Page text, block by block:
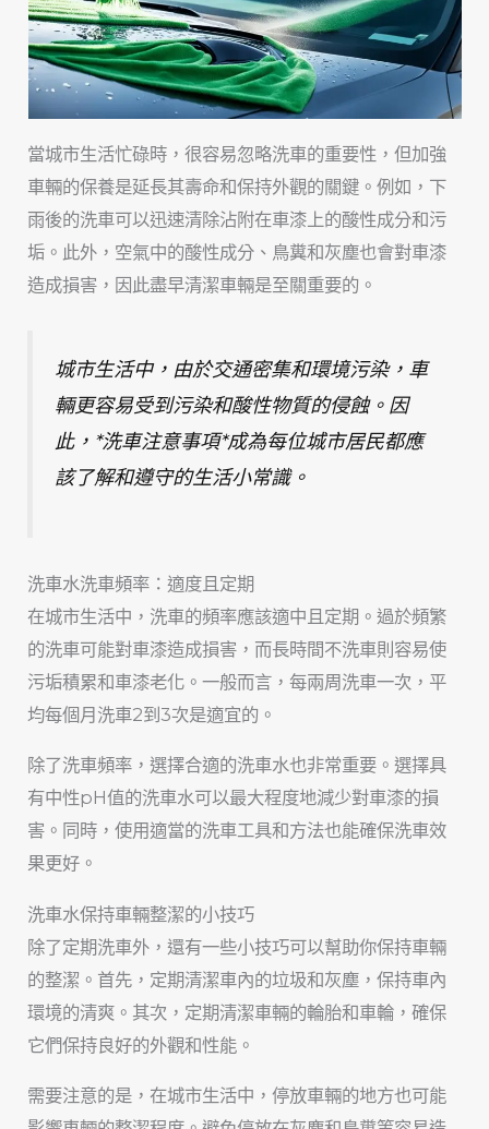
當城市生活忙碌時，很容易忽略洗車的重要性，但加強
車輛的保養是延長其壽命和保持外觀的關鍵。例如，下
雨後的洗車可以迅速清除沾附在車漆上的酸性成分和污
垢。此外，空氣中的酸性成分、鳥糞和灰塵也會對車漆
造成損害，因此盡早清潔車輛是至關重要的。
城市生活中，由於交通密集和環境污染，車
輛更容易受到污染和酸性物質的侵蝕。因
此，*洗車注意事項*成為每位城市居民都應
該了解和遵守的生活小常識。
洗車水洗車頻率：適度且定期
在城市生活中，洗車的頻率應該適中且定期。過於頻繁
的洗車可能對車漆造成損害，而長時間不洗車則容易使
污垢積累和車漆老化。一般而言，每兩周洗車一次，平
均每個月洗車2到3次是適宜的。
除了洗車頻率，選擇合適的洗車水也非常重要。選擇具
有中性pH值的洗車水可以最大程度地減少對車漆的損
害。同時，使用適當的洗車工具和方法也能確保洗車效
果更好。
洗車水保持車輛整潔的小技巧
除了定期洗車外，還有一些小技巧可以幫助你保持車輛
的整潔。首先，定期清潔車內的垃圾和灰塵，保持車內
環境的清爽。其次，定期清潔車輛的輪胎和車輪，確保
它們保持良好的外觀和性能。
需要注意的是，在城市生活中，停放車輛的地方也可能